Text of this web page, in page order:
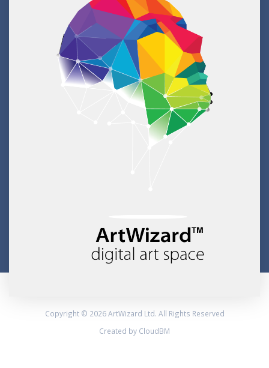
Copyright © 2026 ArtWizard Ltd. All Rights Reserved
Created by CloudBM